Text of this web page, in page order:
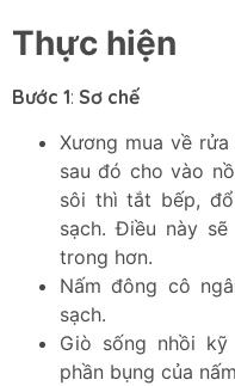
Thực hiện
Bước 1: Sơ chế
Xương mua về
sau đó cho vào
sôi thì tắt bếp,
sạch. Điều này
trong hơn.
Nấm đông cô
sạch.
Giò sống nhồi
phần bụng của